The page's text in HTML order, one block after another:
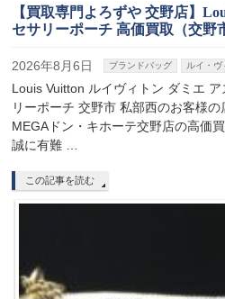
【買取専門よろずや 交野店】
セサリーポーチ 高価買取（交野
2026年8月6日 ブランドバッグ ルイ・ヴ
Louis Vuitton ルイヴィトン ダミエ
リーポーチ 交野市 私部西のお客様
MEGAドン・キホーテ交野店の高価
誠に有難 …
この記事を読む